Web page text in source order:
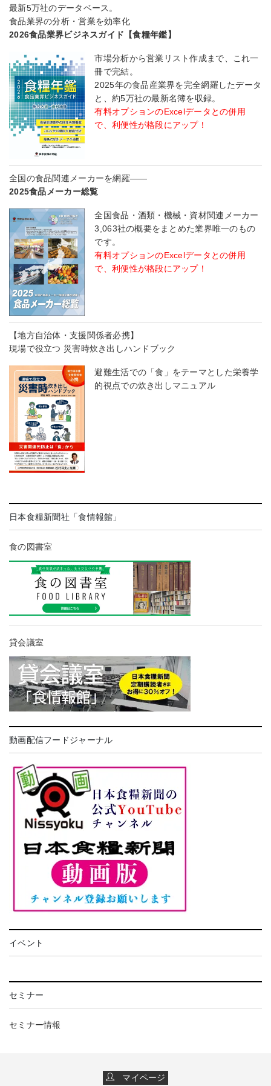
最新5万社のデータベース。
食品業界の分析・営業を効率化
2026食品業界ビジネスガイド【食糧年鑑】
市場分析から営業リスト作成まで、これ一
冊で完結。
2025年の食品産業界を完全網羅したデータ
と、約5万社の最新名簿を収録。
有料オプションのExcelデータとの併用
で、利便性が格段にアップ！
全国の食品関連メーカーを網羅――
2025食品メーカー総覧
全国食品・酒類・機械・資材関連メーカー
3,063社の概要をまとめた業界唯一のもの
です。
有料オプションのExcelデータとの併用
で、利便性が格段にアップ！
【地方自治体・支援関係者必携】
現場で役立つ 災害時炊き出しハンドブック
避難生活での「食」をテーマとした栄養学
的視点での炊き出しマニュアル
日本食糧新聞社「食情報館」
食の図書室
貸会議室
動画配信フードジャーナル
イベント
セミナー
セミナー情報
マイページ